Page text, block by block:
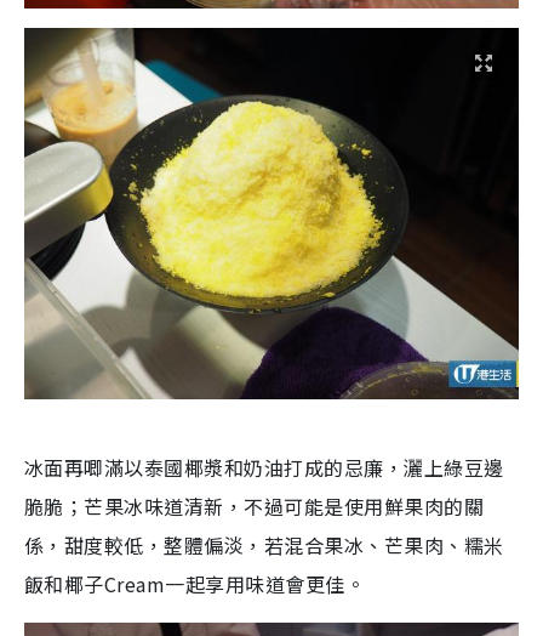
冰面再唧滿以泰國椰漿和奶油打成的忌廉，灑上綠豆邊
脆脆；芒果冰味道清新，不過可能是使用鮮果肉的關
係，甜度較低，整體偏淡，若混合果冰、芒果肉、糯米
飯和椰子Cream一起享用味道會更佳。